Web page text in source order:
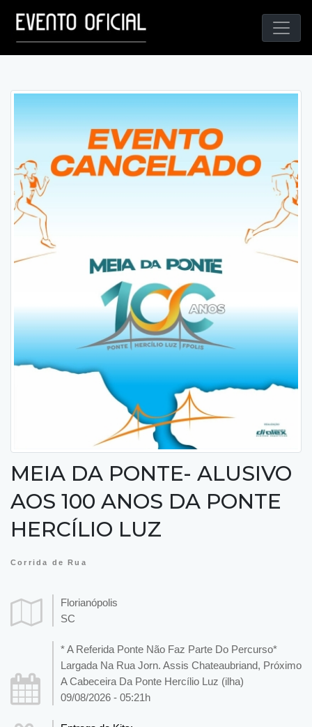
MEIA DA PONTE- ALUSIVO
AOS 100 ANOS DA PONTE
HERCÍLIO LUZ
Corrida de Rua
Florianópolis
SC
* A Referida Ponte Não Faz Parte Do Percurso*
Largada Na Rua Jorn. Assis Chateaubriand, Próximo
A Cabeceira Da Ponte Hercílio Luz (ilha)
09/08/2026 - 05:21h